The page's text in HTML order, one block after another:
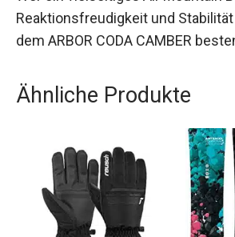
Wer ein vielseitiges All-Mountain
Reaktionsfreudigkeit und Stabilität